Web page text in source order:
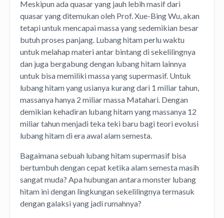
Meskipun ada quasar yang jauh lebih masif dari
quasar yang ditemukan oleh Prof. Xue-Bing Wu, akan
tetapi untuk mencapai massa yang sedemikian besar
butuh proses panjang. Lubang hitam perlu waktu
untuk melahap materi antar bintang di sekelilingnya
dan juga bergabung dengan lubang hitam lainnya
untuk bisa memiliki massa yang supermasif. Untuk
lubang hitam yang usianya kurang dari 1 miliar tahun,
massanya hanya 2 miliar massa Matahari. Dengan
demikian kehadiran lubang hitam yang massanya 12
miliar tahun menjadi teka teki baru bagi teori evolusi
lubang hitam di era awal alam semesta.
Bagaimana sebuah lubang hitam supermasif bisa
bertumbuh dengan cepat ketika alam semesta masih
sangat muda? Apa hubungan antara monster lubang
hitam ini dengan lingkungan sekelilingnya termasuk
dengan galaksi yang jadi rumahnya?